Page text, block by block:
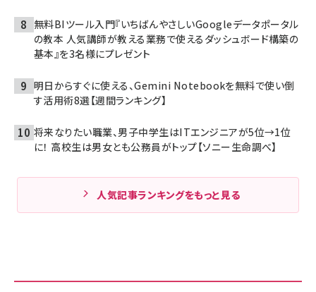
無料BIツール入門『いちばんやさしいGoogleデータポータル
の教本 人気講師が教える業務で使えるダッシュボード構築の
基本』を3名様にプレゼント
明日からすぐに使える、Gemini Notebookを無料で使い倒
す活用術8選【週間ランキング】
将来なりたい職業、男子中学生はITエンジニアが5位→1位
に！ 高校生は男女とも公務員がトップ【ソニー生命調べ】
人気記事ランキングをもっと見る